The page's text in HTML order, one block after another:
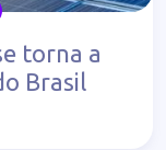
torna a
Brasil